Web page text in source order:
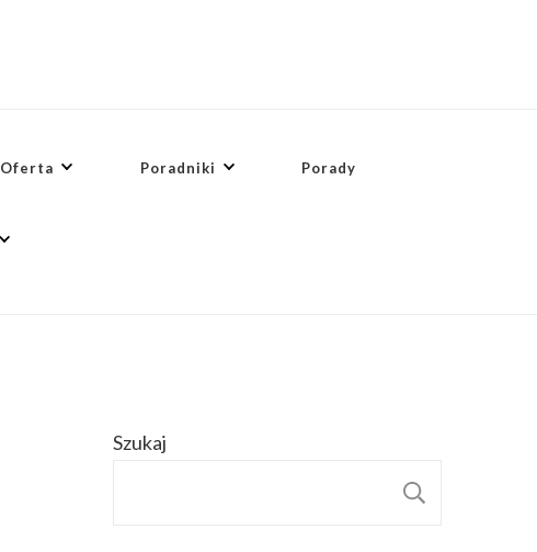
Oferta Poradniki Porady
Szukaj